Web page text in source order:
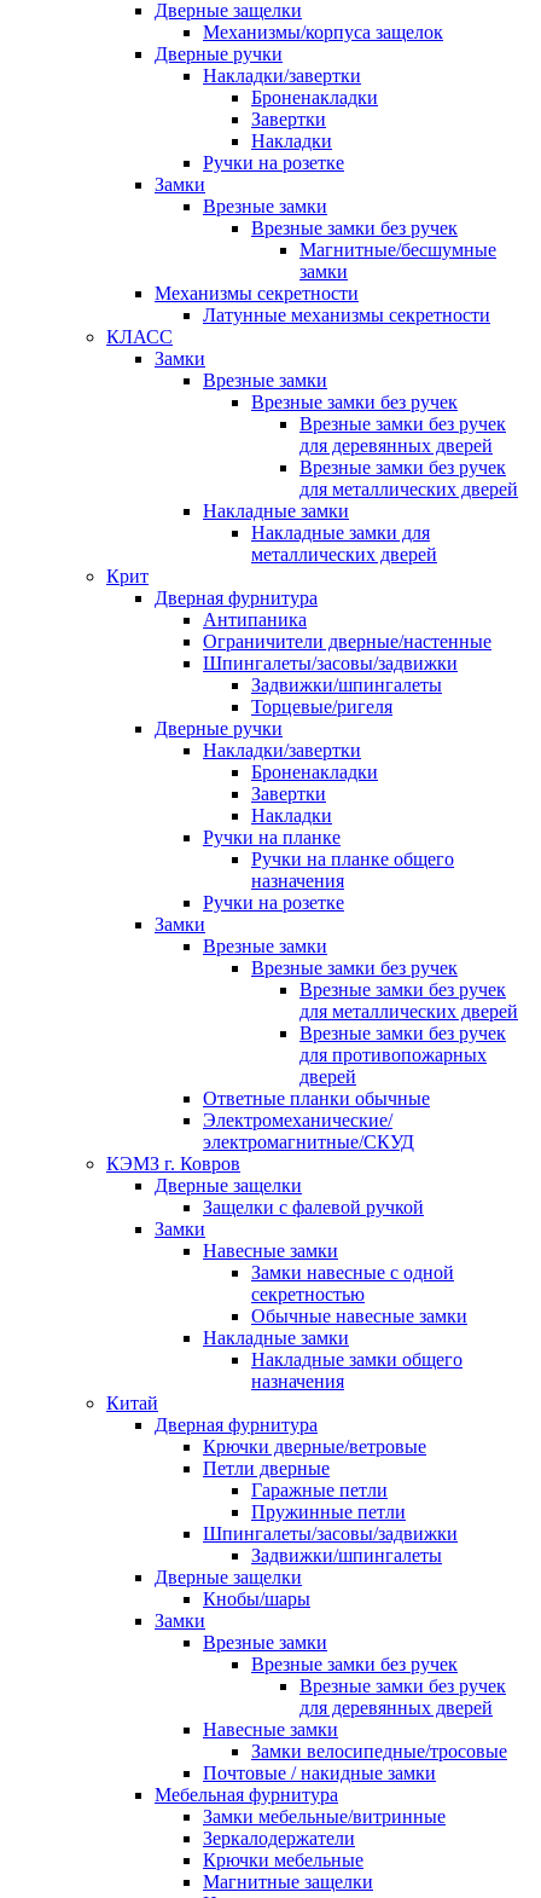
Дверные защелки
Механизмы/корпуса защелок
Дверные ручки
Накладки/завертки
Броненакладки
Завертки
Накладки
Ручки на розетке
Замки
Врезные замки
Врезные замки без ручек
Магнитные/бесшумные
замки
Механизмы секретности
Латунные механизмы секретности
КЛАСС
Замки
Врезные замки
Врезные замки без ручек
Врезные замки без ручек
для деревянных дверей
Врезные замки без ручек
для металлических дверей
Накладные замки
Накладные замки для
металлических дверей
Крит
Дверная фурнитура
Антипаника
Ограничители дверные/настенные
Шпингалеты/засовы/задвижки
Задвижки/шпингалеты
Торцевые/ригеля
Дверные ручки
Накладки/завертки
Броненакладки
Завертки
Накладки
Ручки на планке
Ручки на планке общего
назначения
Ручки на розетке
Замки
Врезные замки
Врезные замки без ручек
Врезные замки без ручек
для металлических дверей
Врезные замки без ручек
для противопожарных
дверей
Ответные планки обычные
Электромеханические/
электромагнитные/СКУД
КЭМЗ г. Ковров
Дверные защелки
Защелки с фалевой ручкой
Замки
Навесные замки
Замки навесные с одной
секретностью
Обычные навесные замки
Накладные замки
Накладные замки общего
назначения
Китай
Дверная фурнитура
Крючки дверные/ветровые
Петли дверные
Гаражные петли
Пружинные петли
Шпингалеты/засовы/задвижки
Задвижки/шпингалеты
Дверные защелки
Кнобы/шары
Замки
Врезные замки
Врезные замки без ручек
Врезные замки без ручек
для деревянных дверей
Навесные замки
Замки велосипедные/тросовые
Почтовые / накидные замки
Мебельная фурнитура
Замки мебельные/витринные
Зеркалодержатели
Крючки мебельные
Магнитные защелки